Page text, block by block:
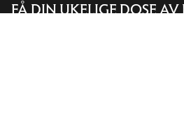
Finn butikk
FÅ DIN UKELIGE DOSE AV